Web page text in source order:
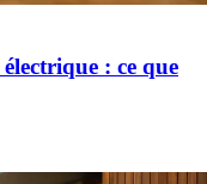
: ce que